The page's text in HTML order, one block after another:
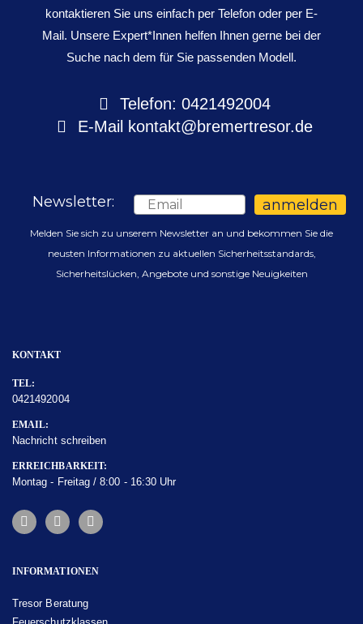
kontaktieren Sie uns einfach per Telefon oder per E-
Mail. Unsere Expert*Innen helfen Ihnen gerne bei der
Suche nach dem für Sie passenden Modell.
Telefon: 0421492004
E-Mail
kontakt@bremertresor.de
Newsletter: Email anmelden
Melden Sie sich zu unserem Newsletter an und bekommen Sie die
neusten Informationen zu aktuellen Sicherheitsstandards,
Sicherheitslücken, Angebote und sonstige Neuigkeiten
KONTAKT
TEL:
0421492004
EMAIL:
Nachricht schreiben
ERREICHBARKEIT:
Montag - Freitag / 8:00 - 16:30 Uhr
INFORMATIONEN
Tresor Beratung